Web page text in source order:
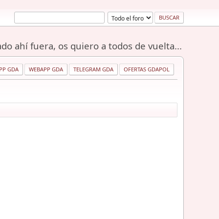
ahí fuera, os quiero a todos de vuelta...
GDA WEBAPP GDA TELEGRAM GDA OFERTAS GDAPOL